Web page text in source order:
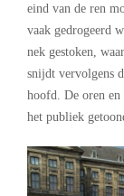
eind van de ren
vaak gedrogeerd
nek gestoken,
snijdt vervolgens
hoofd. De oren en
het publiek